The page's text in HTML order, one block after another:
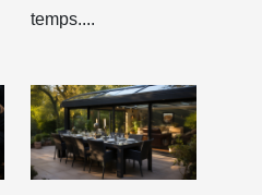
besoins
temps....